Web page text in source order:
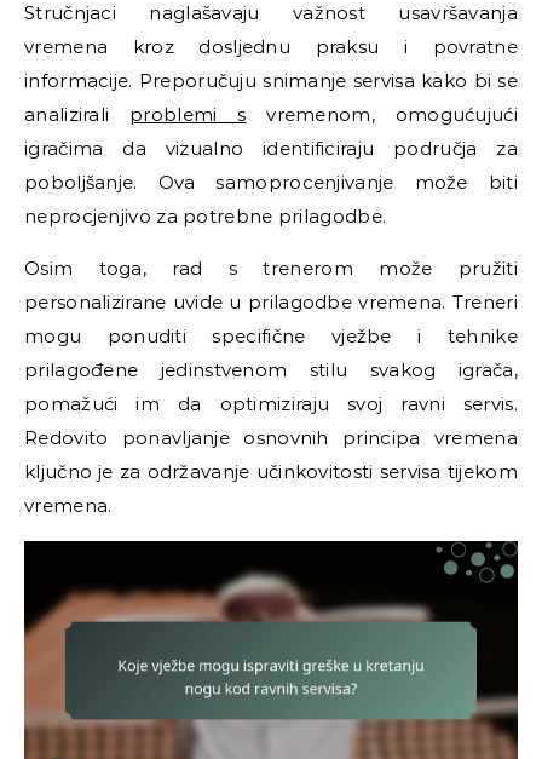
Stručnjaci naglašavaju važnost usavršavanja
vremena kroz dosljednu praksu i povratne
informacije. Preporučuju snimanje servisa kako bi se
analizirali problemi s vremenom, omogućujući
igračima da vizualno identificiraju područja za
poboljšanje. Ova samoprocenjivanje može biti
neprocjenjivo za potrebne prilagodbe.
Osim toga, rad s trenerom može pružiti
personalizirane uvide u prilagodbe vremena. Treneri
mogu ponuditi specifične vježbe i tehnike
prilagođene jedinstvenom stilu svakog igrača,
pomažući im da optimiziraju svoj ravni servis.
Redovito ponavljanje osnovnih principa vremena
ključno je za održavanje učinkovitosti servisa tijekom
vremena.